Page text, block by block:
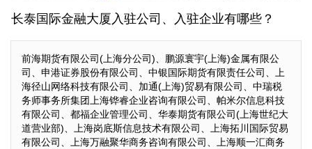
长泰国际金融大厦入驻公司、入驻企业有哪些？
前海期货有限公司(上海分公司)、鹏源寰宇(上海)金属有限公
司、申港证券股份有限公司、中银国际期货有限责任公司、上
海径山网络科技有限公司、加通(上海)贸易有限公司、中瑞税
务师事务所集团上海铧睿企业咨询有限公司、帕米尔信息科技
有限公司、都福企业管理公司、华泰期货有限公司(上海世纪大
道营业部)、上海岗底斯信息技术有限公司、上海拓川国际贸易
有限公司、上海万融聚华商务咨询有限公司、上海顺一汇商务